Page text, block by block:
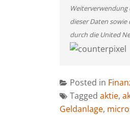
Weiterverwendung
dieser Daten
durch die United
Posted in
Tagged aktie,
Geldanlage,